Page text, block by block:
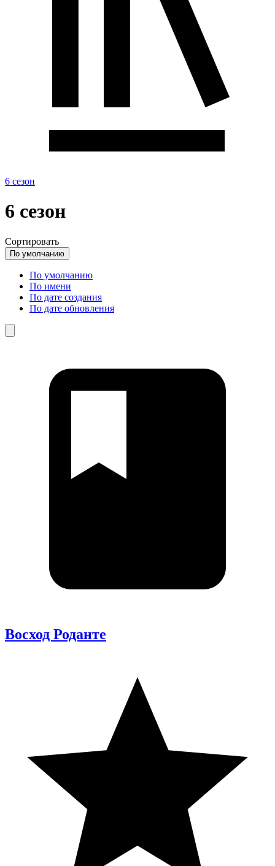
6 сезон
6 сезон
Сортировать
По умолчанию
По умолчанию
По имени
По дате создания
По дате обновления
Восход Роданте